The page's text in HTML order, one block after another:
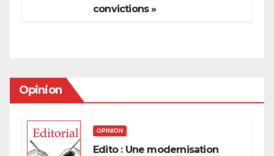
convictions »
Opinion
OPINION
Edito : Une modernisation